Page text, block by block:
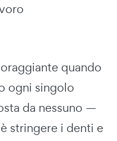
quando
ogni singolo
da nessuno —
stringere i denti e